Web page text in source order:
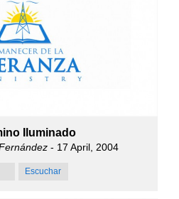
Iluminado
- 17 April, 2004
Escuchar